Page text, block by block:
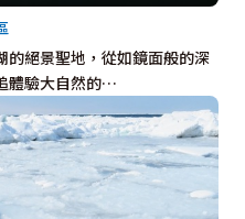
的絕景聖地，從如鏡面般的深
體驗大自然的…